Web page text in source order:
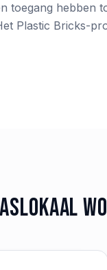
toegang hebben
Plastic Bricks-